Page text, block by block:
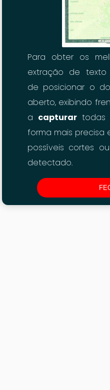
Para obter os
extração de texto
de posicionar o
aberto, exibindo
a capturar todas
forma mais precisa
possíveis cortes
detectado.